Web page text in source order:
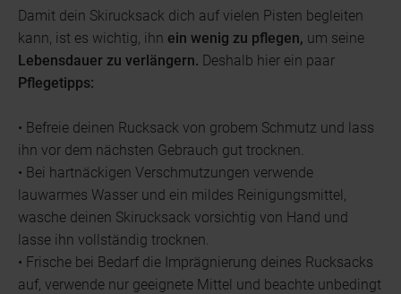
Damit dein Skirucksack dich auf vielen Pisten begleiten
kann, ist es wichtig, ihn ein wenig zu pflegen, um seine
Lebensdauer zu verlängern. Deshalb hier ein paar
Pflegetipps:
• Befreie deinen Rucksack von grobem Schmutz und lass
ihn vor dem nächsten Gebrauch gut trocknen.
• Bei hartnäckigen Verschmutzungen verwende
lauwarmes Wasser und ein mildes Reinigungsmittel,
wasche deinen Skirucksack vorsichtig von Hand und
lasse ihn vollständig trocknen.
• Frische bei Bedarf die Imprägnierung deines Rucksacks
auf, verwende nur geeignete Mittel und beachte unbedingt